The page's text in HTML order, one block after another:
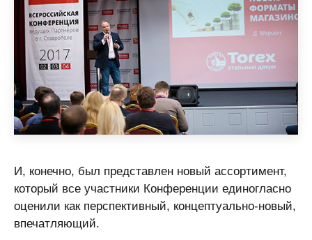
И, конечно, был представлен новый ассортимент,
который все участники Конференции единогласно
оценили как перспективный, концептуально-новый,
впечатляющий.